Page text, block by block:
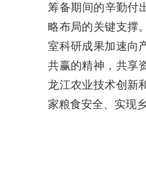
筹备期间的辛勤付
略布局的关键支撑
室科研成果加速向
共赢的精神，共享
龙江农业技术创新
家粮食安全、实现